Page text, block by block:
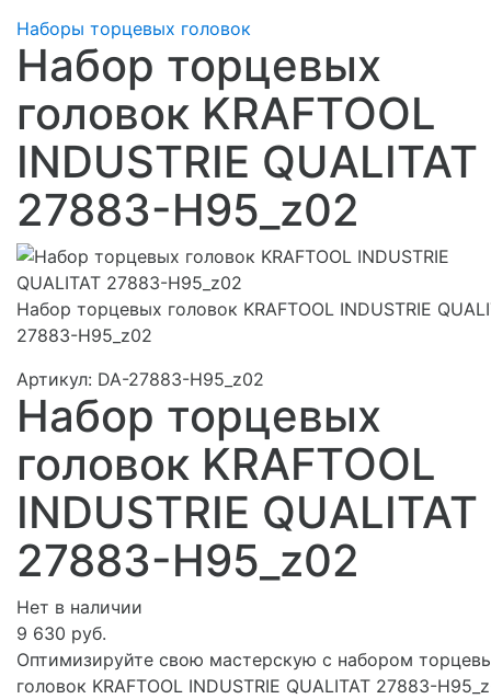
Наборы торцевых головок
Набор торцевых
головок KRAFTOOL
INDUSTRIE QUALITAT
27883-H95_z02
Набор торцевых головок KRAFTOOL INDUSTRIE
27883-H95_z02
Артикул: DA-27883-H95_z02
Набор торцевых
головок KRAFTOOL
INDUSTRIE QUALITAT
27883-H95_z02
Нет в наличии
9 630 руб.
Оптимизируйте свою мастерскую с набором
головок KRAFTOOL INDUSTRIE QUALITAT 27883-